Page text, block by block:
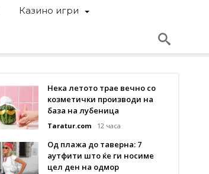
Казино игри
Нека летото трае вечно со
козметички производи на
база на лубеница
Taratur.com 12 часа
Од плажа до таверна: 7
аутфити што ќе ги носиме
цел ден на одмор